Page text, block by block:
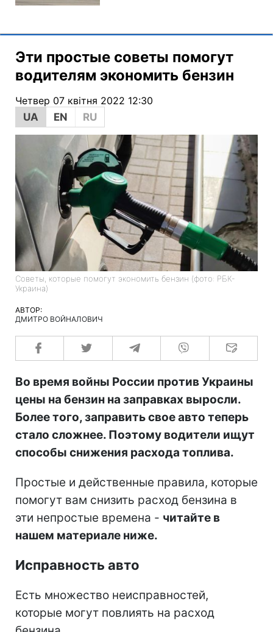
Эти простые советы помогут
водителям экономить бензин
Четвер 07 квітня 2022 12:30
UA
EN RU
Советы, которые помогут экономить бензин (фото: РБК-
Украина)
АВТОР:
ДМИТРО ВОЙНАЛОВИЧ
Во время войны России против Украины
цены на бензин на заправках выросли.
Более того, заправить свое авто теперь
стало сложнее. Поэтому водители ищут
способы снижения расхода топлива.
Простые и действенные правила, которые
помогут вам снизить расход бензина в
эти непростые времена - читайте в
нашем материале ниже.
Исправность авто
Есть множество неисправностей,
которые могут повлиять на расход